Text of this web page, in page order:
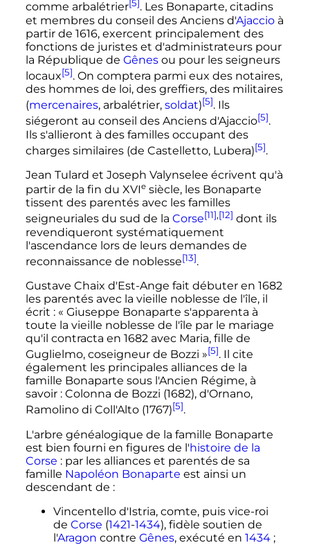
comme arbalétrier[5]. Les Bonaparte, citadins
et membres du conseil des Anciens d'Ajaccioà
partir de 1616, exercent principalement des
fonctions de juristes et d'administrateurs pour
la République de Gênesou pour les seigneurs
locaux[5]. On comptera parmi eux des notaires,
des hommes de loi, des greffiers, des militaires
(mercenaires, arbalétrier, soldat)[5]. Ils
siégeront au conseil des Anciens d'Ajaccio[5].
Ils s'allieront à des familles occupant des
charges similaires (de Castelletto, Lubera)[5].
Jean Tulard et Joseph Valynselee écrivent qu'à
partir de la fin du XVIe siècle, les Bonaparte
tissent des parentés avec les familles
seigneuriales du sud de la Corse[11],[12] dont ils
revendiqueront systématiquement
l'ascendance lors de leurs demandes de
reconnaissance de noblesse[13].
Gustave Chaix d'Est-Ange fait débuter en 1682
les parentés avec la vieille noblesse de l'île, il
écrit : « Giuseppe Bonaparte s'apparenta à
toute la vieille noblesse de l'île par le mariage
qu'il contracta en 1682 avec Maria, fille de
Guglielmo, coseigneur de Bozzi »[5]. Il cite
également les principales alliances de la
famille Bonaparte sous l'Ancien Régime, à
savoir : Colonna de Bozzi (1682), d'Ornano,
Ramolino di Coll'Alto (1767)[5].
L'arbre généalogique de la famille Bonaparte
est bien fourni en figures de l'histoire de la
Corse : par les alliances et parentés de sa
famille Napoléon Bonaparte est ainsi un
descendant de :
Vincentello d'Istria, comte, puis vice-roi
de Corse (1421-1434), fidèle soutien de
l'Aragon contre Gênes, exécuté en 1434 ;